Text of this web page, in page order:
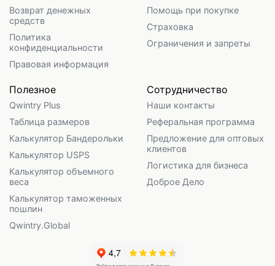
Возврат денежных
средств
Политика
конфиденциальности
Правовая информация
Помощь при покупке
Страховка
Ограничения и запреты
Полезное
Qwintry Plus
Таблица размеров
Калькулятор Бандерольки
Калькулятор USPS
Калькулятор объемного
веса
Калькулятор таможенных
пошлин
Qwintry.Global
Сотрудничество
Наши контакты
Реферальная программа
Предложение для оптовых
клиентов
Логистика для бизнеса
Доброе Дело